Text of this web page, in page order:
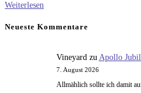
Weiterlesen
Neueste Kommentare
Vineyard zu Apollo
7. August 2026
Allmählich sollte ich damit